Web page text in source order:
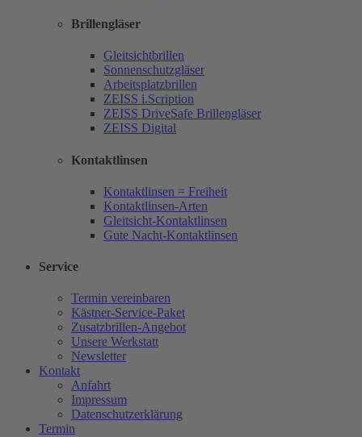
Brillengläser
Gleitsichtbrillen
Sonnenschutzgläser
Arbeitsplatzbrillen
ZEISS i.Scription
ZEISS DriveSafe Brillengläser
ZEISS Digital
Kontaktlinsen
Kontaktlinsen = Freiheit
Kontaktlinsen-Arten
Gleitsicht-Kontaktlinsen
Gute Nacht-Kontaktlinsen
Service
Termin vereinbaren
Kästner-Service-Paket
Zusatzbrillen-Angebot
Unsere Werkstatt
Newsletter
Kontakt
Anfahrt
Impressum
Datenschutzerklärung
Termin